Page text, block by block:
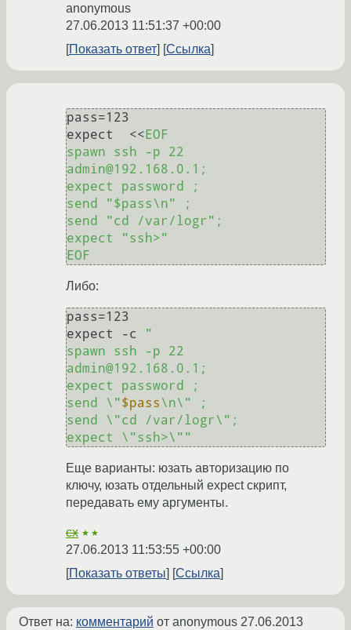
anonymous
27.06.2013 11:51:37 +00:00
Показать ответ
Ссылка
pass=123
expect  << EOF
spawn ssh -p 22
admin@192.168.0.1;
expect password ;
send "$pass\n" ;
send "cd /var/logr";
expect "ssh>"
EOF
Либо:
pass=123
expect -c
"
spawn ssh -p 22
admin@192.168.0.1;
expect password ;
send \"$pass \n\" ;
send \"cd /var/logr\";
expect \"ssh>\""
Еще варианты: юзать авторизацию по
ключу, юзать отдельный expect скрипт,
передавать ему аргументы.
cx ★★
27.06.2013 11:53:55 +00:00
Показать ответы
Ссылка
Ответ на: комментарий от anonymous 27.06.2013